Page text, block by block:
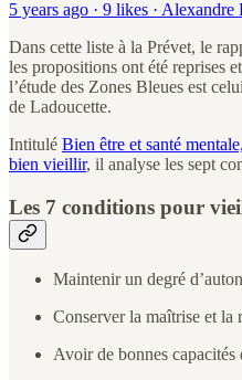
5 years ago · 9 likes · Alexandre
Dans cette liste à la Prévet, le
les propositions ont été reprises
l’étude des Zones Bleues est
de Ladoucette.
Intitulé Bien être et santé
bien vieillir, il analyse les sept
Les 7 conditions pour
Maintenir un degré
Conserver la maîtrise et la
Avoir de bonnes capacités